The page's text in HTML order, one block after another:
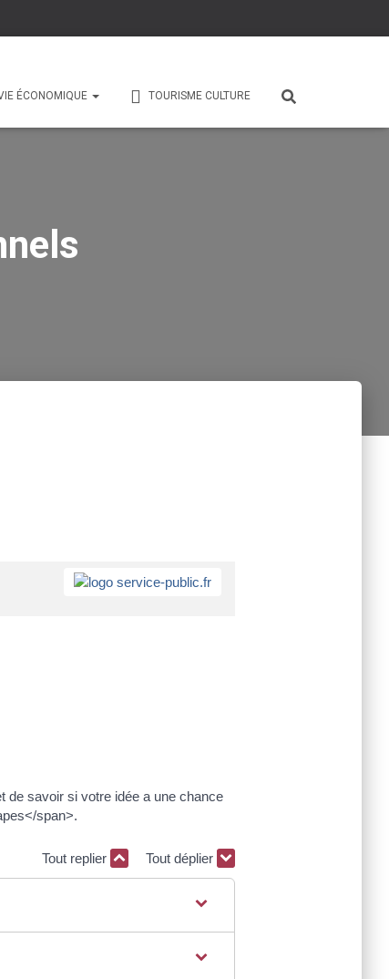
ÉCONOMIQUE TOURISME CULTURE
de savoir si votre idée a une chance
span>.
Tout replier Tout déplier